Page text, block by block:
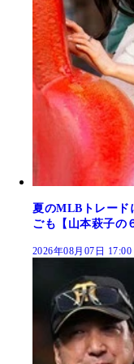
夏のMLBトレード
ごも【山本萩子の
2026年08月07日 17:00